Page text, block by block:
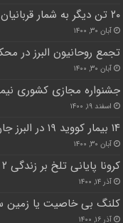
۲۰ تن دیگر به شمار قربانیان کووید۱۹ البرز افزوده شد
آبان ۳۰, ۱۴۰۰
تجمع روحانیون البرز در
آبان ۳۰, ۱۴۰۰
جشنواره مجازی کشوری
اسفند ۱۹, ۱۴۰۰
۱۴ بیمار کووید ۱۹ در البرز جان باختند
آبان ۳۰, ۱۴۰۰
کرونا پایانی تلخ بر زندگی ۲ البرزی دیگر
آذر ۱۴, ۱۴۰۰
کلنگ بی خاصیت یا
آذر ۱۶, ۱۴۰۰